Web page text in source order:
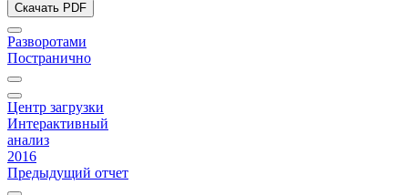
Скачать PDF
Разворотами
Постранично
Центр загрузки
Интерактивный
анализ
2016
Предыдущий отчет